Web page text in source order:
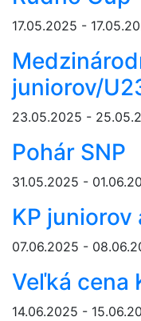
17.05.2025 -
juniorov/
23.05.2025 -
Pohár SNP
31.05.2025 -
KP juniorov
07.06.2025 -
Veľká cena
14.06.2025 -